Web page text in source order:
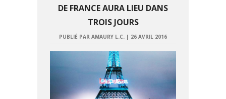
DE FRANCE AURA LIEU DANS
TROIS JOURS
PUBLIÉ PAR AMAURY L.C. | 26 AVRIL 2016